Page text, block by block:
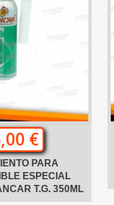
€
PARA
ESPECIAL
T.G. 350ML